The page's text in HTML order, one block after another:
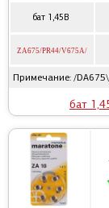
бат 1,45В
ZA675/PR44/V675A/
Примечание: /
бат